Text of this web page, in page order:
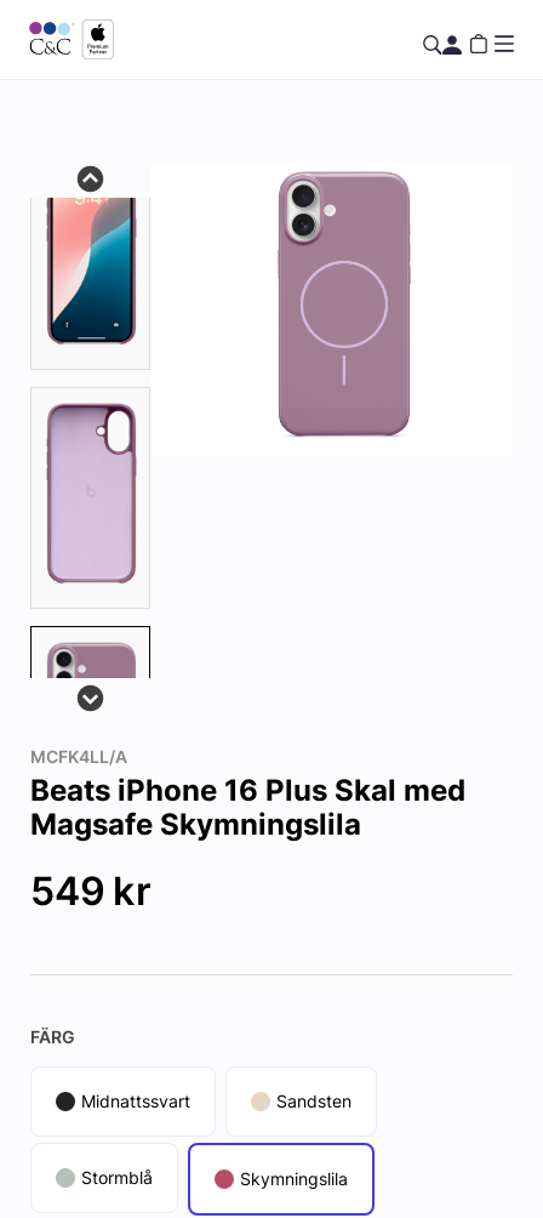
MCFK4LL/A
Beats iPhone 16 Plus Skal med
Magsafe Skymningslila
549 kr
FÄRG
Midnattssvart Sandsten
Stormblå Skymningslila